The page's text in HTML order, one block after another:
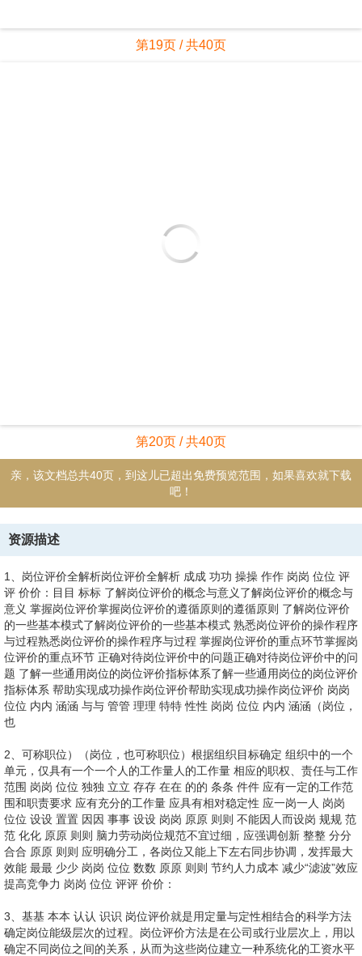
第19页 / 共40页
第20页 / 共40页
亲，该文档总共40页，到这儿已超出免费预览范围，如果喜欢就下载
吧！
资源描述
1、岗位评价全解析岗位评价全解析 成成 功功 操操 作作 岗岗 位位 评
评 价价：目目 标标 了解岗位评价的概念与意义了解岗位评价的概念与
意义 掌握岗位评价掌握岗位评价的遵循原则的遵循原则 了解岗位评价
的一些基本模式了解岗位评价的一些基本模式 熟悉岗位评价的操作程序
与过程熟悉岗位评价的操作程序与过程 掌握岗位评价的重点环节掌握岗
位评价的重点环节 正确对待岗位评价中的问题正确对待岗位评价中的问
题 了解一些通用岗位的岗位评价指标体系了解一些通用岗位的岗位评价
指标体系 帮助实现成功操作岗位评价帮助实现成功操作岗位评价 岗岗
位位 内内 涵涵 与与 管管 理理 特特 性性 岗岗 位位 内内 涵涵（岗位，
也
2、可称职位）（岗位，也可称职位）根据组织目标确定 组织中的一个
单元，仅具有一个一个人的工作量人的工作量 相应的职权、责任与工作
范围 岗岗 位位 独独 立立 存存 在在 的的 条条 件件 应有一定的工作范
围和职责要求 应有充分的工作量 应具有相对稳定性 应一岗一人 岗岗
位位 设设 置置 因因 事事 设设 岗岗 原原 则则 不能因人而设岗 规规 范
范 化化 原原 则则 脑力劳动岗位规范不宜过细，应强调创新 整整 分分
合合 原原 则则 应明确分工，各岗位又能上下左右同步协调，发挥最大
效能 最最 少少 岗岗 位位 数数 原原 则则 节约人力成本 减少“滤波”效应
提高竞争力 岗岗 位位 评评 价价：
3、基基 本本 认认 识识 岗位评价就是用定量与定性相结合的科学方法
确定岗位能级层次的过程。岗位评价方法是在公司或行业层次上，用以
确定不同岗位之间的关系，从而为这些岗位建立一种系统化的工资水平